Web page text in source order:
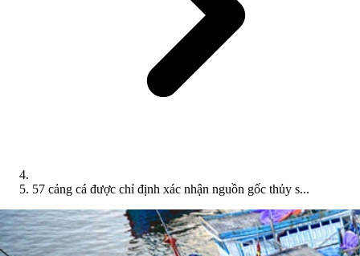
57 cảng cá được chỉ định xác nhận nguồn gốc thủy s...